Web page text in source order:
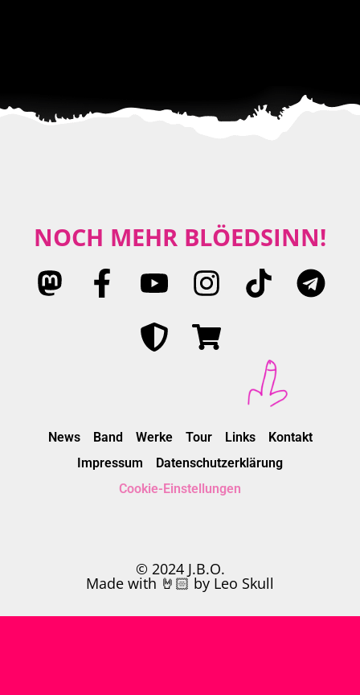
NOCH MEHR BLÖEDSINN!
News Band Werke Tour Links
Kontakt
Impressum
Datenschutzerklärung
Cookie-Einstellungen
© 2024 J.B.O.
Made with 🤘🏻 by Leo Skull